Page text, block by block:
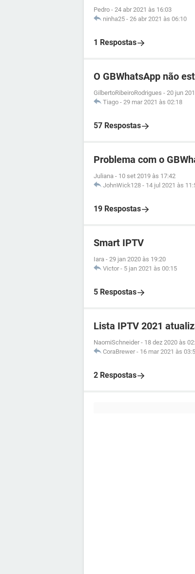
Pedro - 24 abr 2021 às 16:03
ninha25 - 26 abr 2021 às 06:10
1 Respostas
O GBWhatsApp não
GilbertoRibeiroRodrigues - 20 jun
Tiago - 29 mar 2021 às 02:18
57 Respostas
Problema com o
Juliana - 10 set 2019 às 17:42
JohnWick128 - 14 jul 2021 às
19 Respostas
Smart IPTV
Iara - 29 jan 2020 às 19:20
Victor - 5 jan 2021 às 00:15
5 Respostas
Lista IPTV 2021
NaomiSchneider - 18 dez 2020 às
CoraBrewer - 16 mar 2021 às
2 Respostas